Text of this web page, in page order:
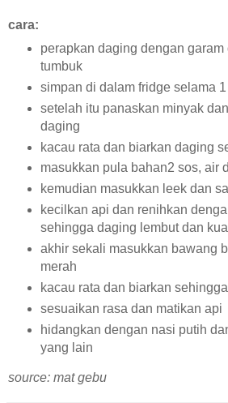
cara:
perapkan daging dengan garam
tumbuk
simpan di dalam fridge selama
setelah itu panaskan minyak
daging
kacau rata dan biarkan daging
masukkan pula bahan2 sos, air
kemudian masukkan leek dan
kecilkan api dan renihkan
sehingga daging lembut dan
akhir sekali masukkan bawang
merah
kacau rata dan biarkan
sesuaikan rasa dan matikan api
hidangkan dengan nasi putih
yang lain
source: mat gebu